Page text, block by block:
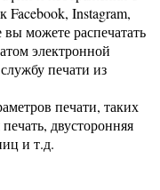
Facebook, Instagram,
можете распечатать
электронной
печати из
печати, таких
двусторонняя
и т.д.